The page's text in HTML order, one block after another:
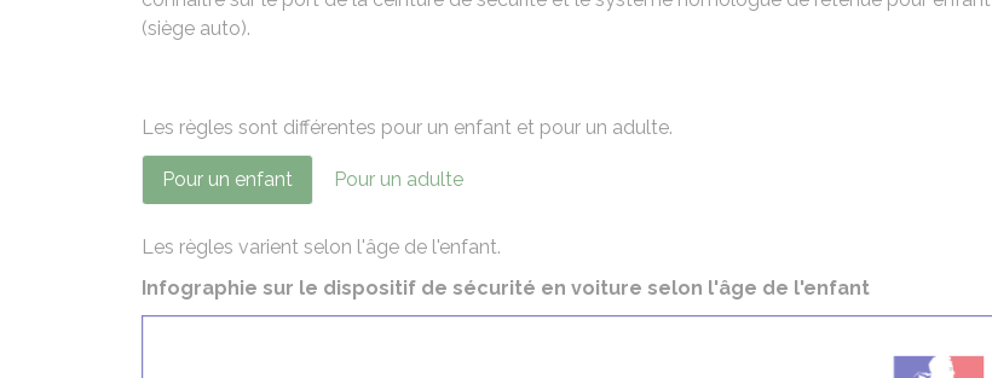
(siège auto).
Les règles sont différentes pour un enfant et pour un adulte.
Pour un enfant Pour un adulte
Les règles varient selon l'âge de l'enfant.
Infographie sur le dispositif de sécurité en voiture selon l'âge de l'enfant